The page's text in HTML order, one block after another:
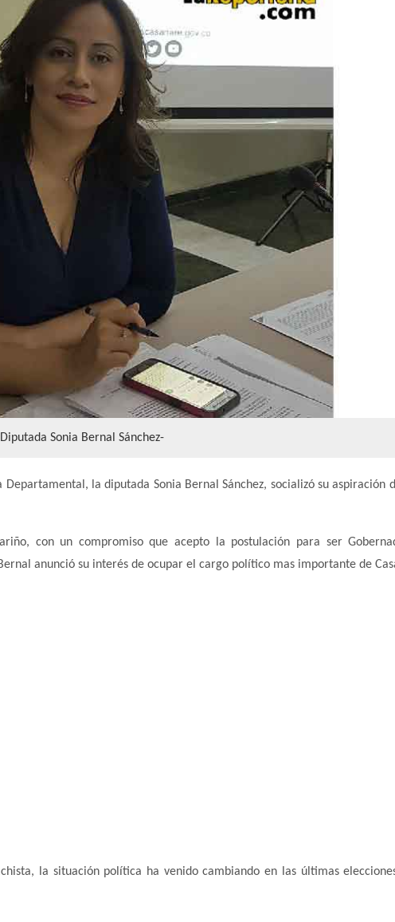
Diputada Sonia Bernal Sánchez-
la diputada Sonia Bernal Sánchez, socializó su aspiración
con un compromiso que acepto la postulación para ser
anunció su interés de ocupar el cargo político mas importante de
la situación política ha venido cambiando en las últimas